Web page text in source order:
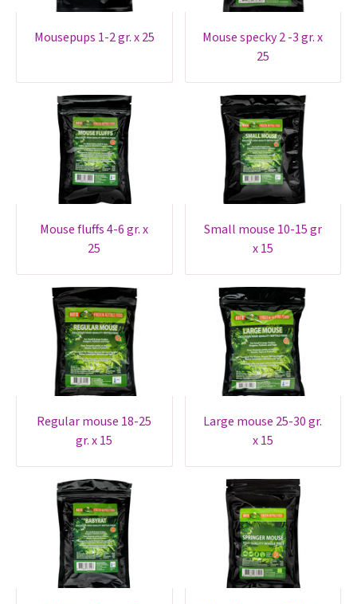
mousepups 1-2 gr. x 25
mouse specky 2 -3 gr. x
25
mouse fluffs 4-6 gr. x
25
small mouse 10-15 gr
x 15
regular mouse 18-25
gr. x 15
large mouse 25-30 gr.
x 15